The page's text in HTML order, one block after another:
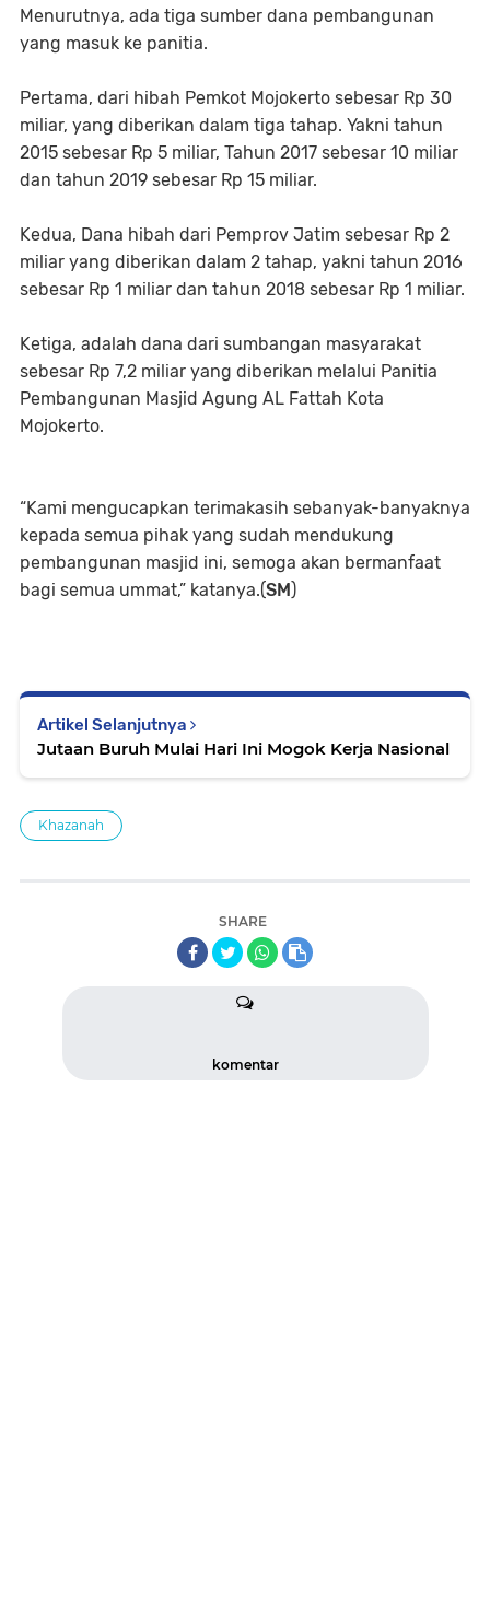
Menurutnya, ada tiga sumber dana pembangunan
yang masuk ke panitia.
Pertama, dari hibah Pemkot Mojokerto sebesar Rp 30
miliar, yang diberikan dalam tiga tahap. Yakni tahun
2015 sebesar Rp 5 miliar, Tahun 2017 sebesar 10 miliar
dan tahun 2019 sebesar Rp 15 miliar.
Kedua, Dana hibah dari Pemprov Jatim sebesar Rp 2
miliar yang diberikan dalam 2 tahap, yakni tahun 2016
sebesar Rp 1 miliar dan tahun 2018 sebesar Rp 1 miliar.
Ketiga, adalah dana dari sumbangan masyarakat
sebesar Rp 7,2 miliar yang diberikan melalui Panitia
Pembangunan Masjid Agung AL Fattah Kota
Mojokerto.
“Kami mengucapkan terimakasih sebanyak-banyaknya
kepada semua pihak yang sudah mendukung
pembangunan masjid ini, semoga akan bermanfaat
bagi semua ummat,” katanya.(SM)
Artikel Selanjutnya
Jutaan Buruh Mulai Hari Ini Mogok Kerja Nasional
Khazanah
SHARE
komentar